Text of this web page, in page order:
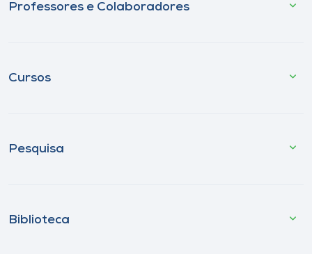
Professores e Colaboradores
Cursos
Pesquisa
Biblioteca